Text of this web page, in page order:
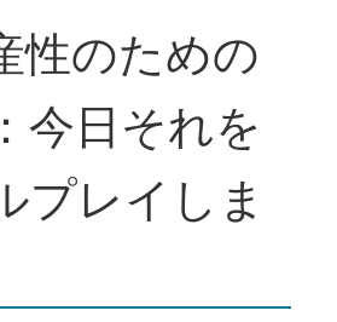
性のための
今日それを
プレイしま